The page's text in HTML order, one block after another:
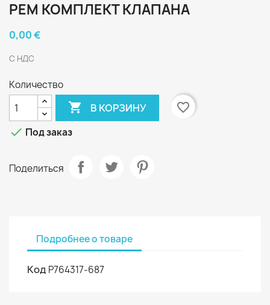
РЕМ КОМПЛЕКТ КЛАПАНА
0,00 €
С НДС
Количество
 В КОРЗИНУ
favorite_border
 Под заказ
Поделиться
Подробнее о товаре
Код P764317-687